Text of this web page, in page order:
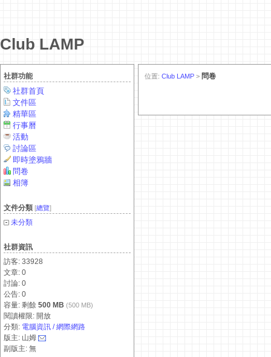
Club LAMP
社群功能
社群首頁
文件區
精華區
行事曆
活動
討論區
即時塗鴉牆
問卷
相簿
文件分類 [總覽]
未分類
社群資訊
訪客: 33928
文章: 0
討論: 0
公告: 0
容量: 剩餘 500 MB (500 MB)
閱讀權限: 開放
分類: 電腦資訊 / 網際網路
版主: 山姆
副版主: 無
位置: Club LAMP > 問卷